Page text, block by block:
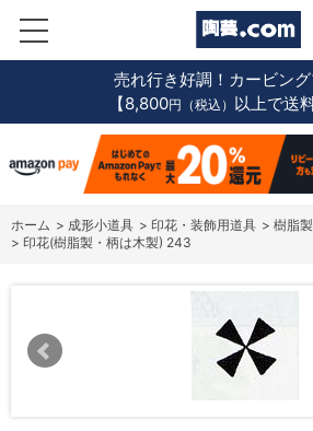
売れ行き好調！カービン
【8,800円（税込） 以上で送
ホーム > 成形小道具 > 印花・装飾用道具 > 樹脂
> 印花(樹脂製・柄は木製) 243